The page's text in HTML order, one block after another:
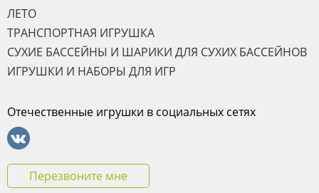
ЛЕТО
ТРАНСПОРТНАЯ ИГРУШКА
СУХИЕ БАССЕЙНЫ И ШАРИКИ ДЛЯ СУХИХ БАССЕЙНОВ
ИГРУШКИ И НАБОРЫ ДЛЯ ИГР
Отечественные игрушки в социальных сетях
Перезвоните мне